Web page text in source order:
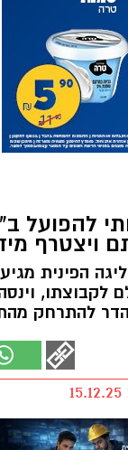
להפועל
ויצטרף
הפינית
לקבוצתו,
להתרחק